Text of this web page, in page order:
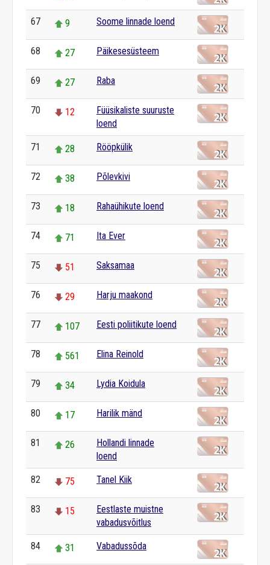
67 9 Soome linnade loend
68 27 Päikesesüsteem
69 27 Raba
70 12
Füüsikaliste suuruste
loend
71 28 Rööpkülik
72 38 Põlevkivi
73 18 Rahaühikute loend
74 71 Ita Ever
75 51 Saksamaa
76 29 Harju maakond
77 107 Eesti poliitikute loend
78 561 Elina Reinold
79 34 Lydia Koidula
80 17 Harilik mänd
81 26
Hollandi linnade
loend
82 75 Tanel Kiik
83 15
Eestlaste muistne
vabadusvõitlus
84 31 Vabadussõda